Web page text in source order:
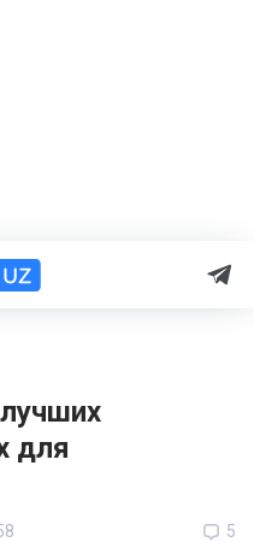
для
5